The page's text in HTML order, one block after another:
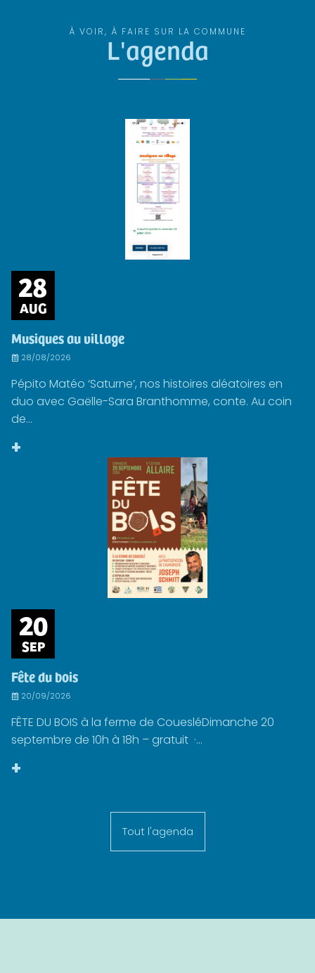
À VOIR, À FAIRE SUR LA COMMUNE
L'agenda
28
AUG
Musiques au village
28/08/2026
Pépito Matéo ‘Saturne’, nos histoires aléatoires en
duo avec Gaëlle-Sara Branthomme, conte. Au coin
de...
+
20
SEP
Fête du bois
20/09/2026
FÊTE DU BOIS à la ferme de CouesléDimanche 20
septembre de 10h à 18h – gratuit ·...
+
Tout l'agenda